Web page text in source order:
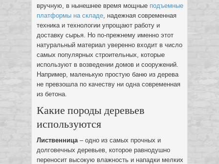
вручную, в нынешнее время мощные подъемные
платформы на складе, надежная современная
техника и технологии упрощают работу и
доставку сырья. Но по-прежнему именно этот
натуральный материал уверенно входит в число
самых популярных строительных, которые
используют в возведении домов и сооружений.
Например, маленькую простую баню из дерева
не превзошла по качеству ни одна современная
из бетона.
Какие породы деревьев
используются
Лиственница– одно из самых прочных и
долговечных деревьев, которое равнодушно
переносит высокую влажность и нападки мелких